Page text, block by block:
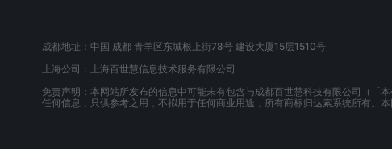
成都地址：中国 成都 青羊区东城根上街78号 建设大厦15层1510号
上海公司：上海百世慧信息技术服务有限公司
免责声明：本网站所发布的信息中可能未有包含与成都百世慧科技有限公司（「
任何信息，只供参考之用，不拟用于任何商业用途，所有商标归达索系统所有。